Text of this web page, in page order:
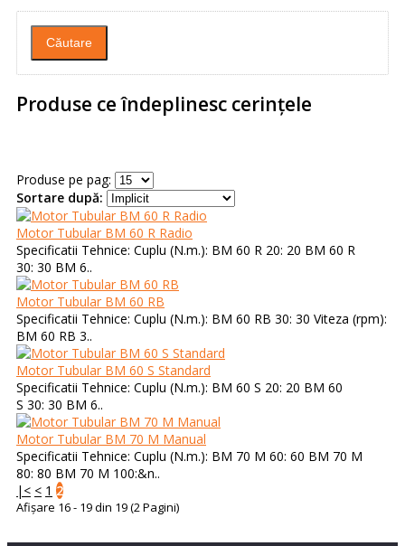
Produse ce îndeplinesc cerinţele
Produse pe pag:
Sortare după:
Motor Tubular BM 60 R Radio
Specificatii Tehnice: Cuplu (N.m.): BM 60 R 20: 20 BM 60 R
30: 30 BM 6..
Motor Tubular BM 60 RB
Specificatii Tehnice: Cuplu (N.m.): BM 60 RB 30: 30 Viteza (rpm):
BM 60 RB 3..
Motor Tubular BM 60 S Standard
Specificatii Tehnice: Cuplu (N.m.): BM 60 S 20: 20 BM 60
S 30: 30 BM 6..
Motor Tubular BM 70 M Manual
Specificatii Tehnice: Cuplu (N.m.): BM 70 M 60: 60 BM 70 M
80: 80 BM 70 M 100:&n..
|< < 1 2
Afişare 16 - 19 din 19 (2 Pagini)